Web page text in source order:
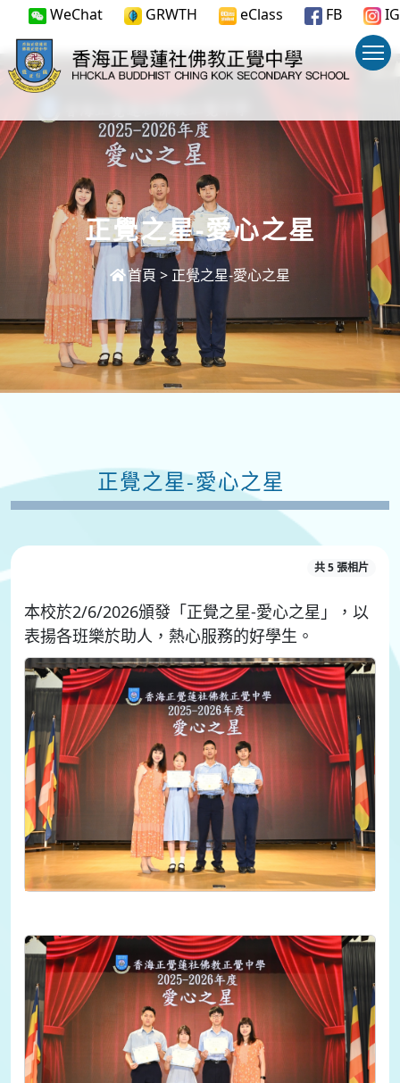
WeChat GRWTH eClass FB IG
正覺之星-愛心之星
首頁 > 正覺之星-愛心之星
正覺之星-愛心之星
共 5 張相片
本校於2/6/2026頒發「正覺之星-愛心之星」，以
表揚各班樂於助人，熱心服務的好學生。